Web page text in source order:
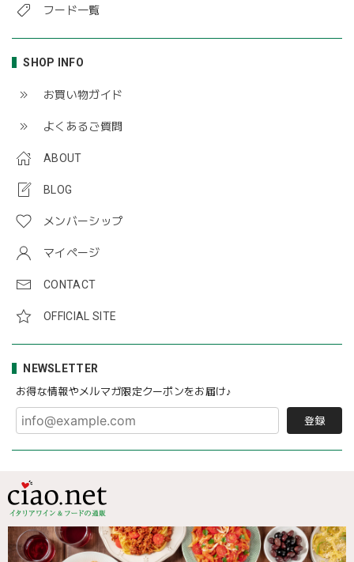
フード一覧
SHOP INFO
お買い物ガイド
よくあるご質問
ABOUT
BLOG
メンバーシップ
マイページ
CONTACT
OFFICIAL SITE
NEWSLETTER
お得な情報やメルマガ限定クーポンをお届け♪
登録